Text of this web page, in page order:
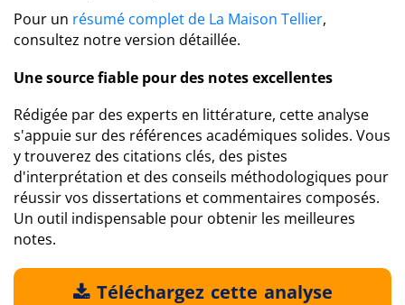
Pour un résumé complet de La Maison Tellier,
consultez notre version détaillée.
Une source fiable pour des notes excellentes
Rédigée par des experts en littérature, cette analyse
s'appuie sur des références académiques solides. Vous
y trouverez des citations clés, des pistes
d'interprétation et des conseils méthodologiques pour
réussir vos dissertations et commentaires composés.
Un outil indispensable pour obtenir les meilleures
notes.
Téléchargez cette analyse